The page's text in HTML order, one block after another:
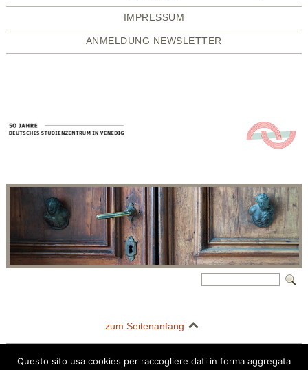
IMPRESSUM
ANMELDUNG NEWSLETTER
zum Seitenanfang
Deutsches Studienzentrum in Venedig | Palazzo Barbarigo della Terrazza |
Questo sito usa cookies per raccogliere dati in forma aggregata